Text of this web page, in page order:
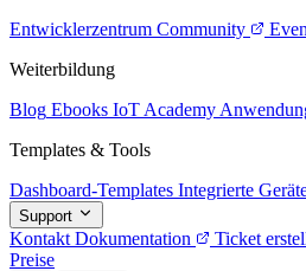
Entwicklerzentrum Community
Weiterbildung
Blog Ebooks IoT Academy
Templates & Tools
Dashboard-Templates Integrierte
Support
Kontakt Dokumentation Ticket
Preise